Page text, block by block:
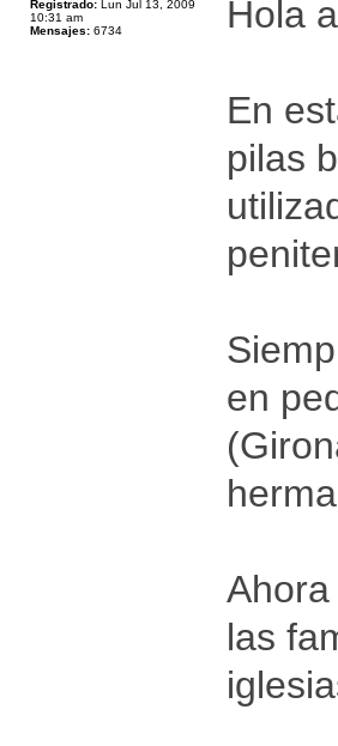
Registrado: Lun Jul 13, 2009
10:31 am
Mensajes: 6734 Hola
En
pilas
en
las